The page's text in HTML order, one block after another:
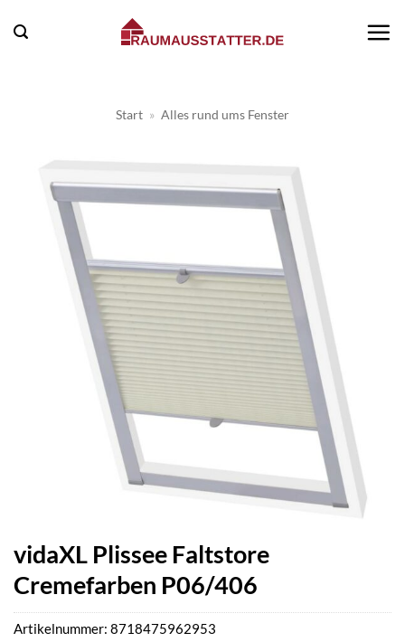
Inhalt
Start » Alles rund ums Fenster
vidaXL Plissee Faltstore
Cremefarben P06/406
Artikelnummer: 8718475962953